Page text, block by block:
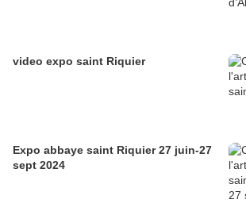
video expo saint Riquier
Expo abbaye saint Riquier 27 juin-27
sept 2024